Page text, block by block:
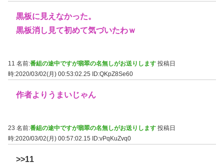
黒板に見えなかった。
黒板消し見て初めて気づいたわｗ
11 名前:番組の途中ですが翡翠の名無しがお送りします 投稿日
時:2020/03/02(月) 00:53:02.25
ID:QKpZ8Se60
作者よりうまいじゃん
23 名前:番組の途中ですが翡翠の名無しがお送りします 投稿日
時:2020/03/02(月) 00:57:02.15 ID:vPqKuZvq0
>>11